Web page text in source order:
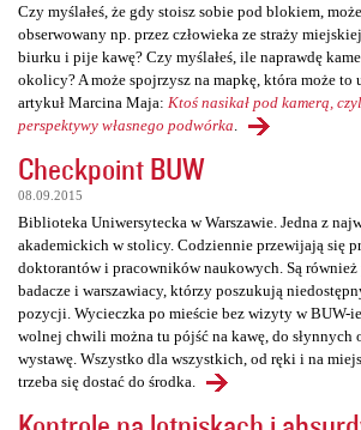
Czy myślałeś, że gdy stoisz sobie pod blokiem,
obserwowany np. przez człowieka ze straży
biurku i pije kawę? Czy myślałeś, ile naprawdę
okolicy? A może spojrzysz na mapkę, która może to
artykuł Marcina Maja: Ktoś nasikał pod kamerą,
perspektywy własnego podwórka
Checkpoint BUW
08.09.2015
Biblioteka Uniwersytecka w Warszawie. Jedna z
akademickich w stolicy. Codziennie przewijają się
doktorantów i pracowników naukowych. Są
badacze i warszawiacy, którzy poszukują
pozycji. Wycieczka po mieście bez wizyty w BUW-
wolnej chwili można tu pójść na kawę, do słynnych
wystawę. Wszystko dla wszystkich, od ręki i na
trzeba się dostać do środka.